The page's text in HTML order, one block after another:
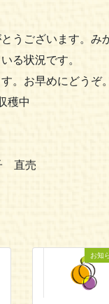
うございます。み
る状況です。
。お早めにどうぞ。
穫中
直売
お知